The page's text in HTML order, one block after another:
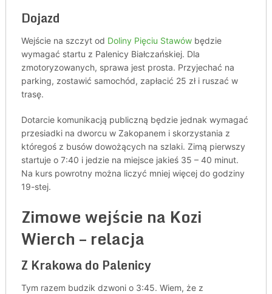
Dojazd
Wejście na szczyt od Doliny Pięciu Stawówbędzie
wymagać startu z Palenicy Białczańskiej. Dla
zmotoryzowanych, sprawa jest prosta. Przyjechać na
parking, zostawić samochód, zapłacić 25 zł i ruszać w
trasę.
Dotarcie komunikacją publiczną będzie jednak wymagać
przesiadki na dworcu w Zakopanem i skorzystania z
któregoś z busów dowożących na szlaki. Zimą pierwszy
startuje o 7:40 i jedzie na miejsce jakieś 35 – 40 minut.
Na kurs powrotny można liczyć mniej więcej do godziny
19-stej.
Zimowe wejście na Kozi
Wierch – relacja
Z Krakowa do Palenicy
Tym razem budzik dzwoni o 3:45. Wiem, że z